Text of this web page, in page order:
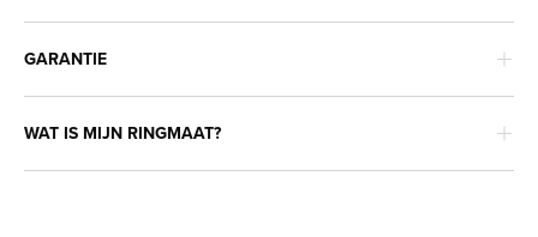
GARANTIE
WAT IS MIJN RINGMAAT?